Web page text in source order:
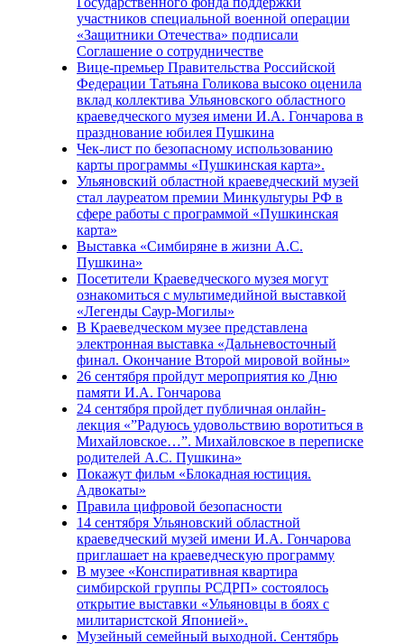
участников специальной военной операции
«Защитники Отечества» подписали
Соглашение о сотрудничестве
Вице-премьер Правительства Российской
Федерации Татьяна Голикова высоко оценила
вклад коллектива Ульяновского областного
краеведческого музея имени И.А. Гончарова в
празднование юбилея Пушкина
Чек-лист по безопасному использованию
карты программы «Пушкинская карта».
Ульяновский областной краеведческий музей
стал лауреатом премии Минкультуры РФ в
сфере работы с программой «Пушкинская
карта»
Выставка «Симбиряне в жизни А.С.
Пушкина»
Посетители Краеведческого музея могут
ознакомиться с мультимедийной выставкой
«Легенды Саур-Могилы»
В Краеведческом музее представлена
электронная выставка «Дальневосточный
финал. Окончание Второй мировой войны»
26 сентября пройдут мероприятия ко Дню
памяти И.А. Гончарова
24 сентября пройдет публичная онлайн-
лекция «”Радуюсь удовольствию воротиться в
Михайловское…”. Михайловское в переписке
родителей А.С. Пушкина»
Покажут фильм «Блокадная юстиция.
Адвокаты»
Правила цифровой безопасности
14 сентября Ульяновский областной
краеведческий музей имени И.А. Гончарова
приглашает на краеведческую программу
В музее «Конспиративная квартира
симбирской группы РСДРП» состоялось
открытие выставки «Ульяновцы в боях с
милитаристской Японией».
Музейный семейный выходной. Сентябрь